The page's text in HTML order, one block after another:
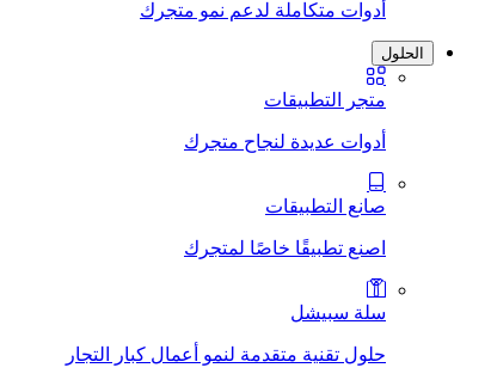
أدوات متكاملة لدعم نمو متجرك
الحلول
متجر التطبيقات
أدوات عديدة لنجاح متجرك
صانع التطبيقات
اصنع تطبيقًا خاصًا لمتجرك
سلة سبيشل
حلول تقنية متقدمة لنمو أعمال كبار التجار